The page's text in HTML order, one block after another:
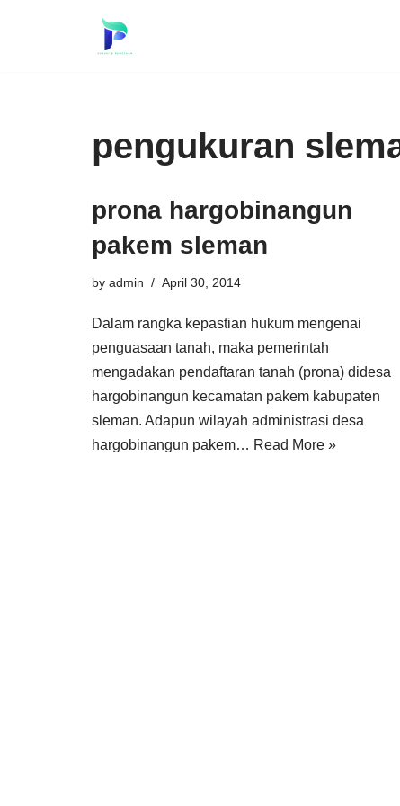
pengukuran
prona hargobinangun
pakem sleman
by admin April 30, 2014
Dalam rangka kepastian hukum mengenai
penguasaan tanah, maka pemerintah
mengadakan pendaftaran tanah (prona) didesa
hargobinangun kecamatan pakem kabupaten
sleman. Adapun wilayah administrasi desa
hargobinangun pakem… Read More »